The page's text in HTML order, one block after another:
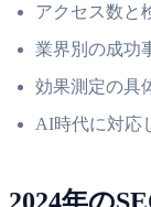
アクセス数と
業界別の成功
効果測定の具
AI時代に対応